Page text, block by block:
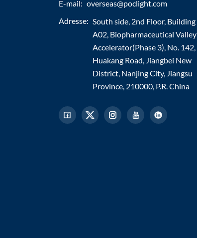
E-mail: overseas@poclight.com
Adresse: South side, 2nd Floor, Building
A02, Biopharmaceutical Valley
Accelerator(Phase 3), No. 142,
Huakang Road, Jiangbei New
District, Nanjing City, Jiangsu
Province, 210000, P.R. China